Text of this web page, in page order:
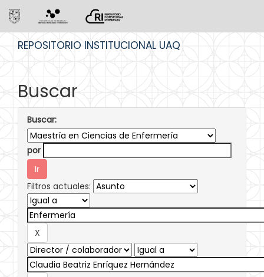
REPOSITORIO INSTITUCIONAL UAQ
Buscar
Buscar:
por
Filtros actuales: